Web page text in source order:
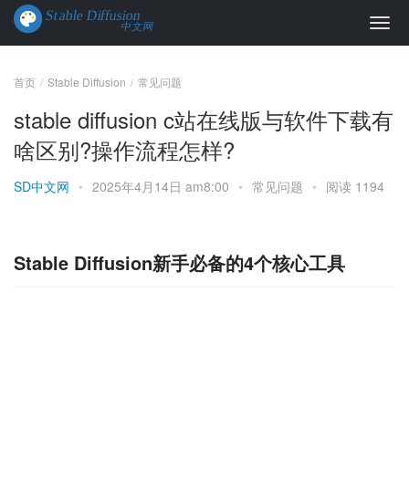
首页 Stable Diffusion 常见问题
stable diffusion c站在线版与软件下载有
啥区别?操作流程怎样?
SD中文网 • 2025年4月14日 am8:00 • 常见问题 • 阅读 1194
Stable Diffusion新手必备的4个核心工具